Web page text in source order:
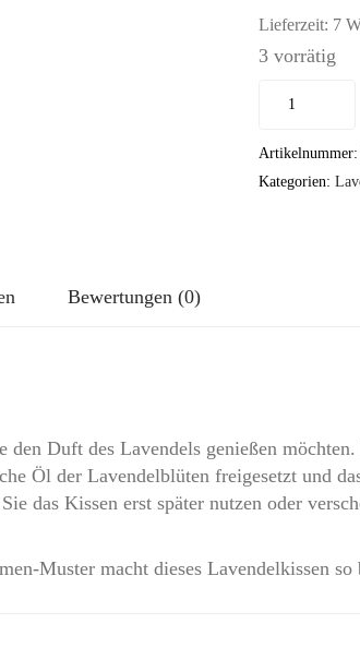
Lieferzeit: 7
3 vorrätig
TUTGUT-
Kissen
Artikelnummer:
Kategorien:
Bewertungen (0)
Duft des Lavendels genießen
Öl der Lavendelblüten freigesetzt und
das Kissen erst später nutzen oder
Muster macht dieses Lavendelkissen so